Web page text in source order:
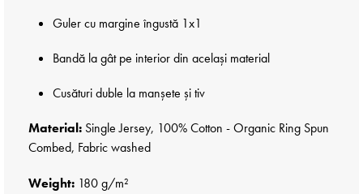
Guler cu margine îngustă 1x1
Bandă la gât pe interior din același material
Cusături duble la manșete și tiv
Material: Single Jersey, 100% Cotton - Organic Ring Spun
Combed, Fabric washed
Weight: 180 g/m²